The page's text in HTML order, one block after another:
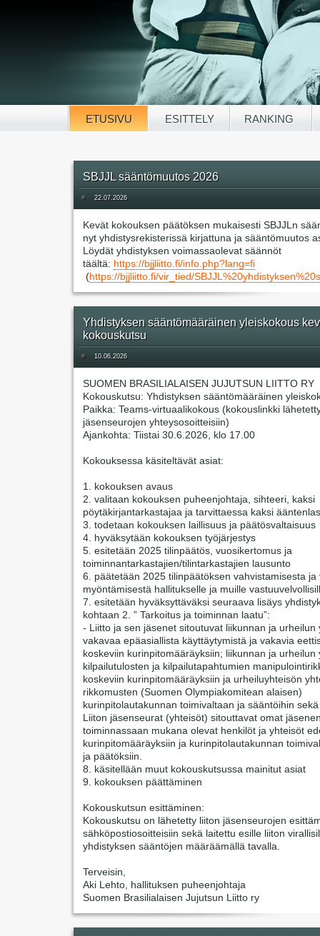
ETUSIVU ESITTELY RANKING
SBJJL sääntömuutos 2026
# 22.07.2026
Kevät kokouksen päätöksen mukaisesti SBJJLn
nyt yhdistysrekisterissä kirjattuna ja sääntömuutos
Löydät yhdistyksen voimassaolevat säännöt
täältä: https://bjjliitto.fi/info.php?lang=fi
(https://bjjliitto.fi/vir_tied/
Yhdistyksen sääntömääräinen yleiskokous
kokouskutsu
# 10.06.2026
SUOMEN BRASILIALAISEN JUJUTSUN LIITTO RY
Kokouskutsu: Yhdistyksen sääntömääräinen
Paikka: Teams-virtuaalikokous (kokouslinkki
jäsenseurojen yhteysosoitteisiin)
Ajankohta: Tiistai 30.6.2026, klo 17.00
Kokouksessa käsiteltävät asiat:
1. kokouksen avaus
2. valitaan kokouksen puheenjohtaja, sihteeri, kaksi
pöytäkirjantarkastajaa ja tarvittaessa kaksi
3. todetaan kokouksen laillisuus ja päätösvaltaisuus
4. hyväksytään kokouksen työjärjestys
5. esitetään 2025 tilinpäätös, vuosikertomus ja
toiminnantarkastajien/tilintarkastajien lausunto
6. päätetään 2025 tilinpäätöksen vahvistamisesta
myöntämisestä hallitukselle ja muille
7. esitetään hyväksyttäväksi seuraava lisäys
kohtaan 2. ” Tarkoitus ja toiminnan laatu”:
- Liitto ja sen jäsenet sitoutuvat liikunnan ja urheilun
vakavaa epäasiallista käyttäytymistä ja vakavia
koskeviin kurinpitomääräyksiin; liikunnan ja urheilun
kilpailutulosten ja kilpailutapahtumien
koskeviin kurinpitomääräyksiin ja urheiluyhteisön
rikkomusten (Suomen Olympiakomitean alaisen)
kurinpitolautakunnan toimivaltaan ja sääntöihin
Liiton jäsenseurat (yhteisöt) sitouttavat omat
toiminnassaan mukana olevat henkilöt ja yhteisöt
kurinpitomääräyksiin ja kurinpitolautakunnan
ja päätöksiin.
8. käsitellään muut kokouskutsussa mainitut asiat
9. kokouksen päättäminen
Kokouskutsun esittäminen:
Kokouskutsu on lähetetty liiton jäsenseurojen
sähköpostiosoitteisiin sekä laitettu esille liiton
yhdistyksen sääntöjen määräämällä tavalla.
Terveisin,
Aki Lehto, hallituksen puheenjohtaja
Suomen Brasilialaisen Jujutsun Liitto ry